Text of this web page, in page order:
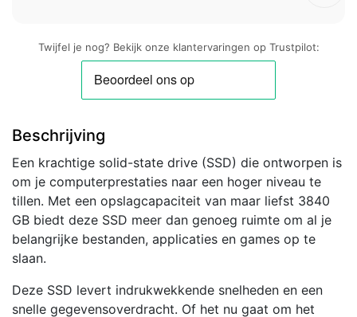
Twijfel je nog? Bekijk onze klantervaringen op Trustpilot:
Beschrijving
Een krachtige solid-state drive (SSD) die ontworpen is
om je computerprestaties naar een hoger niveau te
tillen. Met een opslagcapaciteit van maar liefst 3840
GB biedt deze SSD meer dan genoeg ruimte om al je
belangrijke bestanden, applicaties en games op te
slaan.
Deze SSD levert indrukwekkende snelheden en een
snelle gegevensoverdracht. Of het nu gaat om het